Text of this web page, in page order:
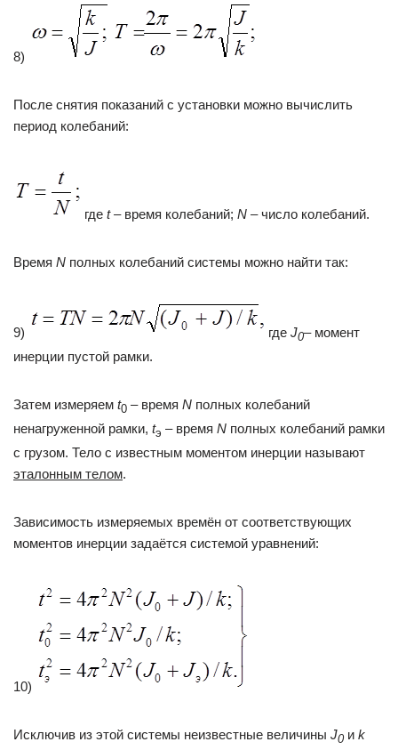
8)
После снятия показаний с установки можно вычислить
период колебаний:
где t –время колебаний; N –число колебаний.
Время N полных колебаний системы можно найти так:
9) где J0– момент
инерции пустой рамки.
Затем измеряем t0 – время N полных колебаний
ненагруженной рамки, tэ – время N полных колебаний рамки
с грузом. Тело с известным моментом инерции называют
эталонным телом.
Зависимость измеряемых времён от соответствующих
моментов инерции задаётся системой уравнений:
10)
Исключив из этой системы неизвестные величины J0 и k